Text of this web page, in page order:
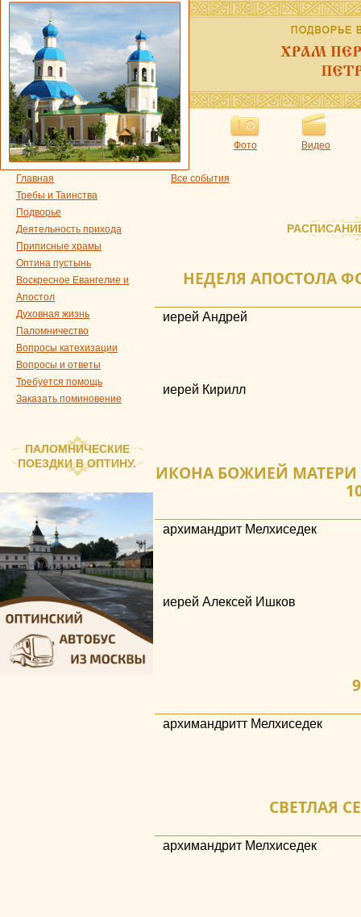
Фото Видео
Главная
Требы и Таинства
Подворье
Деятельность прихода
Приписные храмы
Оптина пустынь
Воскресное Евангелие и
Апостол
Духовная жизнь
Паломничество
Вопросы катехизации
Вопросы и ответы
Требуется помощь
Заказать поминовение
ПАЛОМНИЧЕСКИЕ
ПОЕЗДКИ В ОПТИНУ.
Все события
НЕДЕЛЯ АПОСТОЛА
иерей Андрей
иерей Кирилл
ИКОНА БОЖИЕЙ
архимандрит Мелхиседек
иерей Алексей Ишков
архимандритт Мелхиседек
СВЕТЛАЯ
архимандрит Мелхиседек